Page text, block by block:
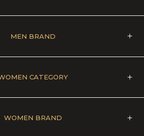
MEN BRAND
CATEGORY
WOMEN BRAND